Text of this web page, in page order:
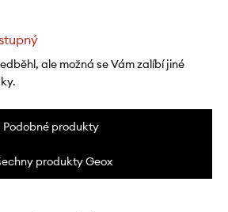
ale možná se Vám zalíbí jiné
Podobné produkty
produkty Geox